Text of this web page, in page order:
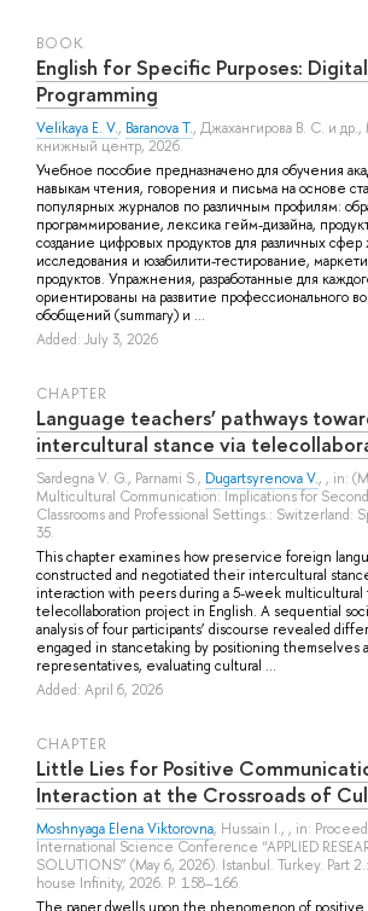
BOOK
English for Specific Purposes:
Programming
Velikaya E. V., Baranova T., Джахангирова В. С. и др.,
книжный центр, 2026.
Учебное пособие предназначено для обучения
навыкам чтения, говорения и письма на основе
популярных журналов по различным профилям:
программирование, лексика гейм-дизайна,
создание цифровых продуктов для различных
исследования и юзабилити-тестирование,
продуктов. Упражнения, разработанные для
ориентированы на развитие профессионального
обобщений (summary) и ...
Added: July 3, 2026
СHAPTER
Language teachers’ pathways
intercultural stance via
Sardegna V. G., Parnami S., Dugartsyrenova V., , in:
Multicultural Communication: Implications for
Classrooms and Professional Settings.: Switzerland:
35.
This chapter examines how preservice foreign
constructed and negotiated their intercultural
interaction with peers during a 5-week multicultural
telecollaboration project in English. A sequential
analysis of four participants’ discourse revealed
engaged in stancetaking by positioning themselves
representatives, evaluating cultural ...
Added: April 6, 2026
СHAPTER
Little Lies for Positive
Interaction at the Crossroads of
Moshnyaga Elena Viktorovna, Hussain I., , in:
International Science Conference “APPLIED
SOLUTIONS” (May 6, 2026). Istanbul. Turkey. Part
house Infinity, 2026. P. 158–166.
The paper dwells upon the phenomenon of positive